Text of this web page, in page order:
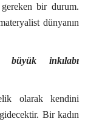
gereken bir durum.
dünyanın
büyük inkılabı
olarak kendini
Bir kadın